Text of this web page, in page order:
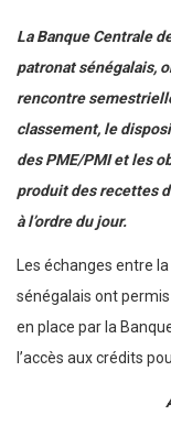
La Banque Centrale
patronat sénégalais,
rencontre
classement, le
des PME/PMI et les
produit des recettes
à l’ordre du jour.
Les échanges entre
sénégalais ont
en place par la
l’accès aux crédits